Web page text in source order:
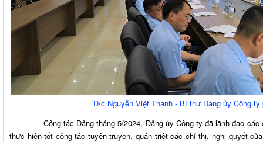
Đ/c Nguyễn Việt Thanh - Bí thư Đảng ủy Công ty
Công tác Đảng tháng 5/2024, Đảng ủy Công ty đã lãnh đạo các
thực hiện tốt công tác tuyên truyền, quán triệt các chỉ thị, nghị quyết